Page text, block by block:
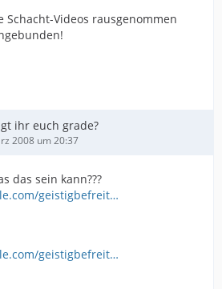
Schacht-Videos rausgenommen
ihr euch grade?
2008 um 20:37
das sein kann???
geistigbefreit…
geistigbefreit…